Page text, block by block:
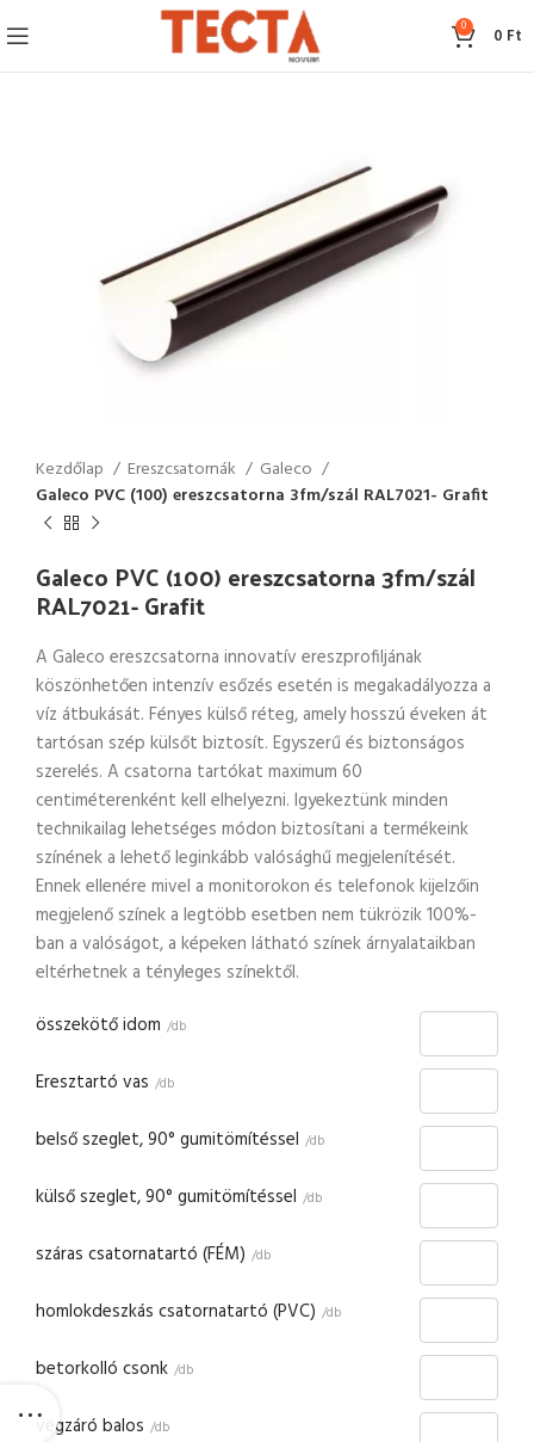
0 0 Ft
Kezdőlap Ereszcsatornák
Galeco
Galeco PVC (100) ereszcsatorna 3fm/szál RAL7021- Grafit
Galeco PVC (100) ereszcsatorna 3fm/szál
RAL7021- Grafit
A Galeco ereszcsatorna innovatív ereszprofiljának
köszönhetően intenzív esőzés esetén is megakadályozza a
víz átbukását. Fényes külső réteg, amely hosszú éveken át
tartósan szép külsőt biztosít. Egyszerű és biztonságos
szerelés. A csatorna tartókat maximum 60
centiméterenként kell elhelyezni. Igyekeztünk minden
technikailag lehetséges módon biztosítani a termékeink
színének a lehető leginkább valósághű megjelenítését.
Ennek ellenére mivel a monitorokon és telefonok kijelzőin
megjelenő színek a legtöbb esetben nem tükrözik 100%-
ban a valóságot, a képeken látható színek árnyalataikban
eltérhetnek a tényleges színektől.
összekötő idom /db
Eresztartó vas /db
belső szeglet, 90° gumitömítéssel /db
külső szeglet, 90° gumitömítéssel /db
száras csatornatartó (FÉM) /db
homlokdeszkás csatornatartó (PVC) /db
betorkolló csonk /db
végzáró balos /db